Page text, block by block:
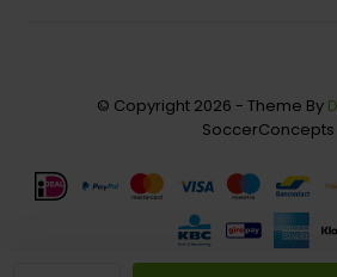
© Copyright 2026 - Theme By
SoccerConcepts